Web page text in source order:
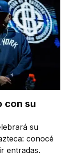
con su
su
conocé
entradas.